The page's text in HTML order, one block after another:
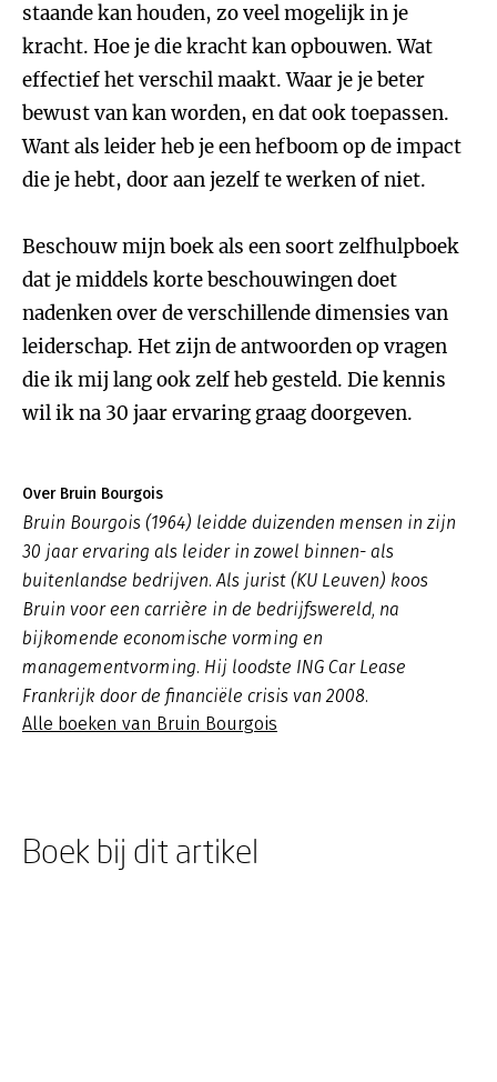
staande kan houden, zo veel mogelijk in je
kracht. Hoe je die kracht kan opbouwen. Wat
effectief het verschil maakt. Waar je je beter
bewust van kan worden, en dat ook toepassen.
Want als leider heb je een hefboom op de impact
die je hebt, door aan jezelf te werken of niet.
Beschouw mijn boek als een soort zelfhulpboek
dat je middels korte beschouwingen doet
nadenken over de verschillende dimensies van
leiderschap. Het zijn de antwoorden op vragen
die ik mij lang ook zelf heb gesteld. Die kennis
wil ik na 30 jaar ervaring graag doorgeven.
Over Bruin Bourgois
Bruin Bourgois (1964) leidde duizenden mensen in zijn
30 jaar ervaring als leider in zowel binnen- als
buitenlandse bedrijven. Als jurist (KU Leuven) koos
Bruin voor een carrière in de bedrijfswereld, na
bijkomende economische vorming en
managementvorming. Hij loodste ING Car Lease
Frankrijk door de financiële crisis van 2008.
Alle boeken van Bruin Bourgois
Boek bij dit artikel